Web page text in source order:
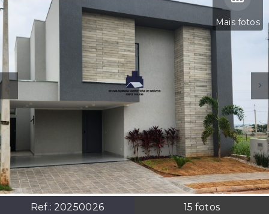
Mais fotos
Ref.: 20250026 15 fotos